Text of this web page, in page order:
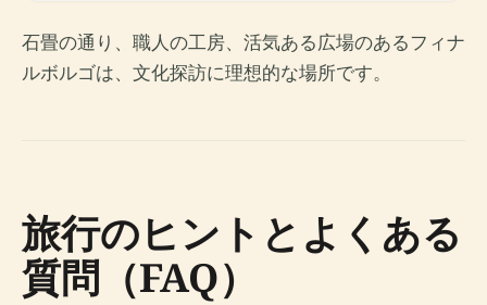
石畳の通り、職人の工房、活気ある広場のあるフィナ
ルボルゴは、文化探訪に理想的な場所です。
旅行のヒントとよくある
質問（FAQ）